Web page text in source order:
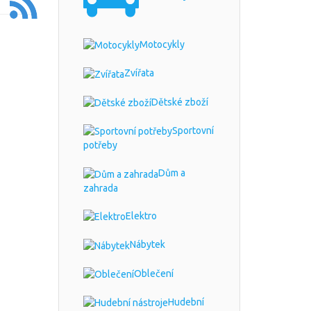
Motocykly
Zvířata
Dětské zboží
Sportovní
potřeby
Dům a
zahrada
Elektro
Nábytek
Oblečení
Hudební